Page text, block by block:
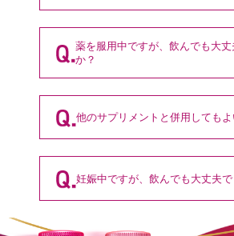
薬を服用中ですが、飲んでも大丈
か？
他のサプリメントと併用してもよ
妊娠中ですが、飲んでも大丈夫で